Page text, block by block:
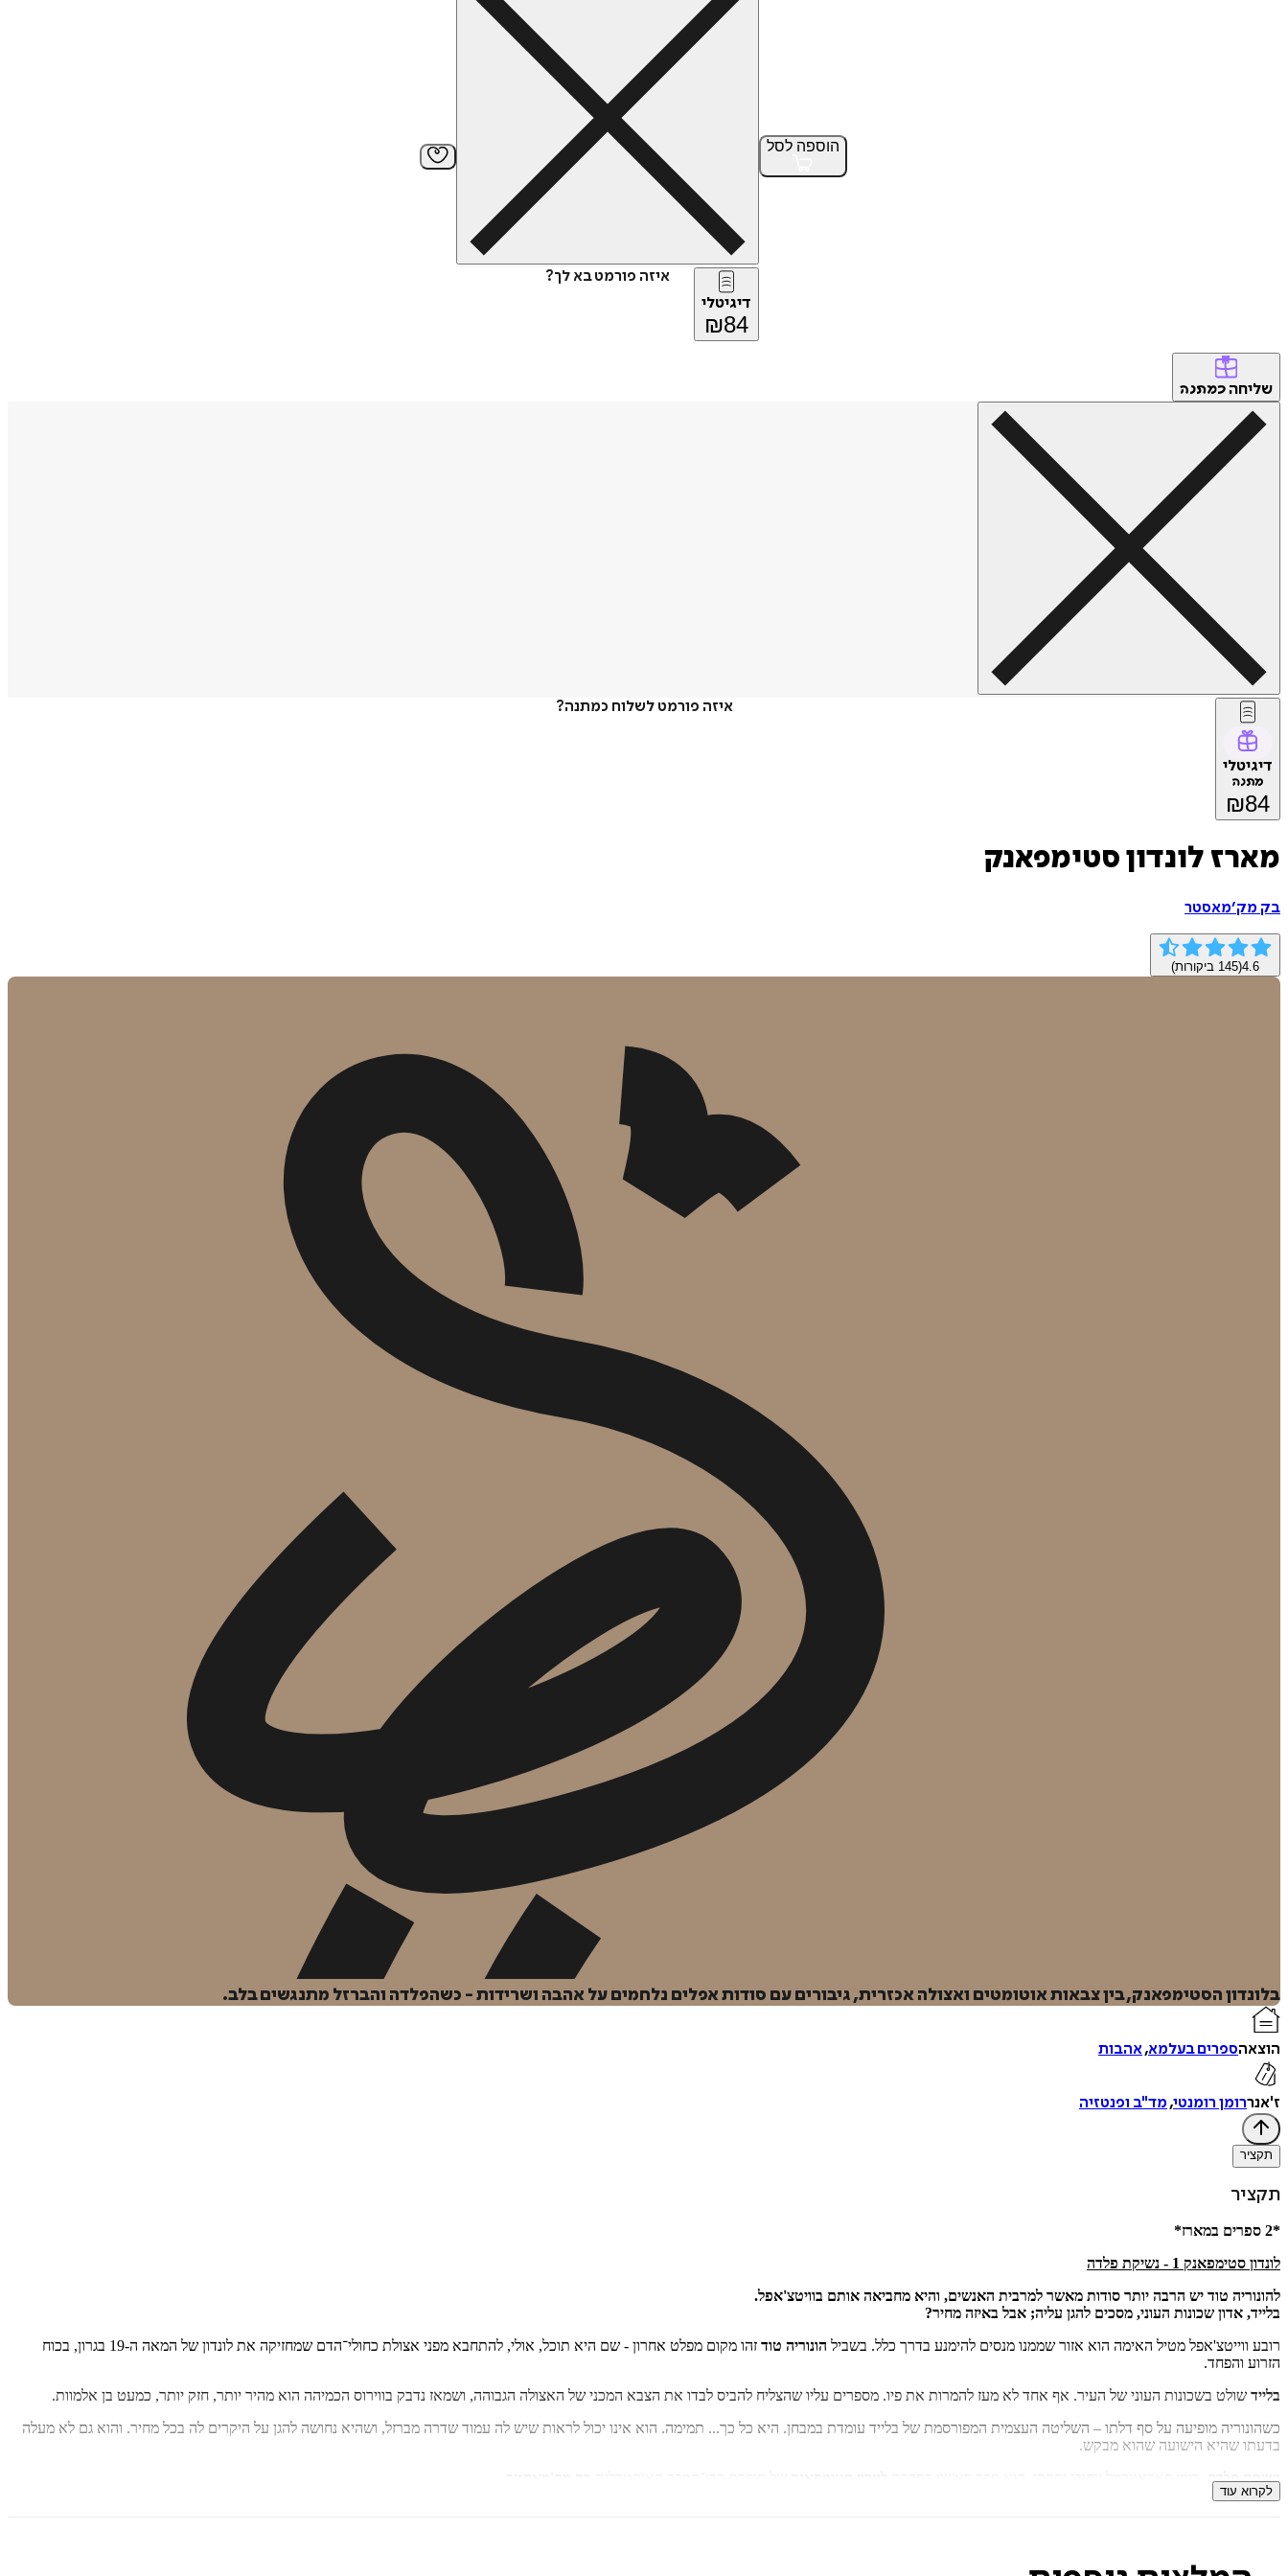
הוספה לסל
איזה פורמט בא לך?
דיגיטלי
₪84
שליחה כמתנה
איזה פורמט לשלוח כמתנה?
דיגיטלי
מתנה
₪84
איזה פורמט בא לך?
דיגיטלי
84
מארז לונדון סטימפאנק
בק מק׳מאסטר
4.6
(
145 ביקורות)
בלונדון הסטימפאנק, בין צבאות אוטומטים ואצולה אכזרית, גיבורים עם סודות אפלים נלחמים על אהבה ושרידות - כשהפלדה והברזל מתנגשים בלב.
הוצאהספרים בעלמא,אהבות
ז'אנררומן רומנטי,מד"ב ופנטזיה
תקציר
תקציר
*2 ספרים במארז*
לונדון סטימפאנק 1 - נשיקת פלדה
להונוריה טוד יש הרבה יותר סודות מאשר למרבית האנשים, והיא מחביאה אותם בוויטצ'אפל.
בלייד, אדון שכונות העוני, מסכים להגן עליה; אבל באיזה מחיר?
רובע ווייטצ'אפל מטיל האימה הוא אזור שממנו מנסים להימנע בדרך כלל. בשביל הונוריה טוד
זהו מקום מפלט אחרון - שם היא תוכל, אולי, להתחבא מפני אצולת כחולי־הדם שמחזיקה את לונדון של המאה ה-19 בגרון, בכוח
הזרוע והפחד.
בלייד שולט בשכונות העוני של העיר. אף אחד לא מעז להמרות את פיו. מספרים עליו שהצליח להביס לבדו את הצבא המכני של האצולה הגבוהה, ושמאז נדבק בווירוס הכמיהה הוא מהיר יותר, חזק יותר, כמעט בן אלמוות.
כשהונוריה מופיעה על סף דלתו – השליטה העצמית המפורסמת של בלייד עומדת במבחן. היא כל כך... תמימה. הוא אינו יכול לראות שיש לה עמוד שדרה מברזל, ושהיא נחושה להגן על היקרים לה בכל מחיר. והוא גם לא מעלה
בדעתו שהיא הישועה שהוא מבקש.
נשיקת פלדה
לקרוא עוד